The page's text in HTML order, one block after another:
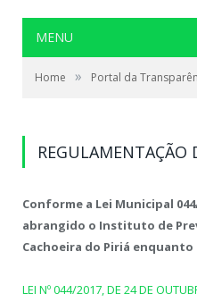
MENU
Home » Portal da
REGULAMENTAÇÃO
Conforme a Lei Municipal
abrangido o Instituto de
Cachoeira do Piriá
LEI Nº 044/2017, DE 24 DE